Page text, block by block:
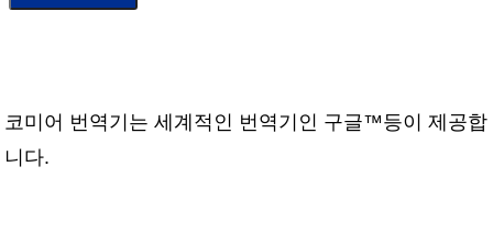
코미어 번역기는 세계적인 번역기인 구글™등이 제공합
니다.